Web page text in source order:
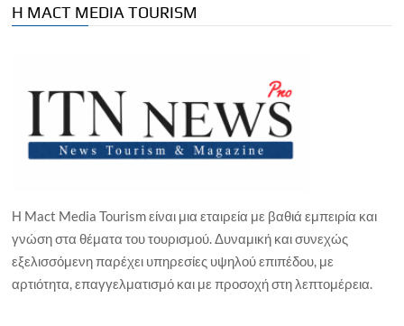
Η MACT MEDIA TOURISM
Η Mact Media Tourism είναι μια εταιρεία με βαθιά εμπειρία και
γνώση στα θέματα του τουρισμού. Δυναμική και συνεχώς
εξελισσόμενη παρέχει υπηρεσίες υψηλού επιπέδου, με
αρτιότητα, επαγγελματισμό και με προσοχή στη λεπτομέρεια.